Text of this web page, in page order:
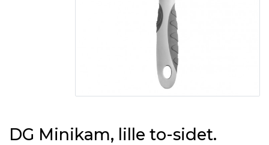
DG Minikam, lille to-sidet.